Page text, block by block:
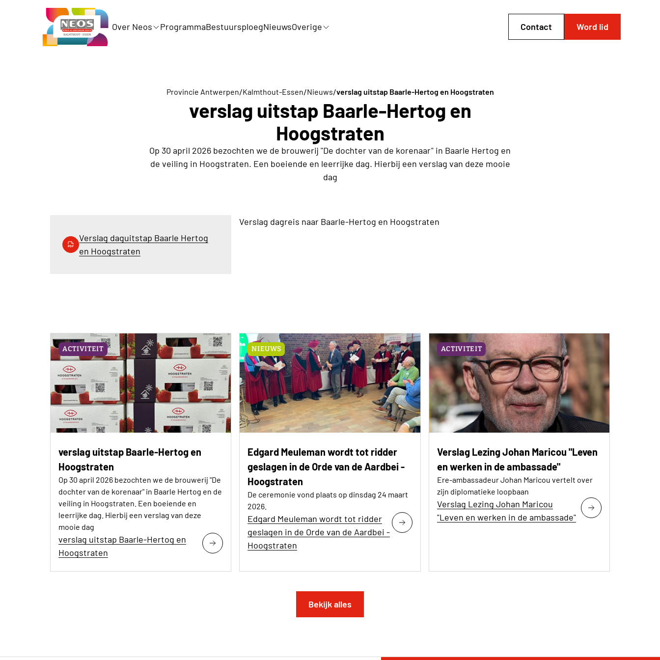
Over Neos ProgrammaBestuursploegNieuwsOverige Contact Word lid
Provincie Antwerpen/Kalmthout-Essen/Nieuws/verslag uitstap Baarle-Hertog en Hoogstraten
verslag uitstap Baarle-Hertog en
Hoogstraten
Op 30 april 2026 bezochten we de brouwerij "De dochter van de korenaar" in Baarle Hertog en
de veiling in Hoogstraten. Een boeiende en leerrijke dag. Hierbij een verslag van deze mooie
dag
Verslag daguitstap Baarle Hertog
en Hoogstraten
Verslag dagreis naar Baarle-Hertog en Hoogstraten
ACTIVITEIT
verslag uitstap Baarle-Hertog en
Hoogstraten
Op 30 april 2026 bezochten we de brouwerij "De
dochter van de korenaar" in Baarle Hertog en de
veiling in Hoogstraten. Een boeiende en
leerrijke dag. Hierbij een verslag van deze
mooie dag
verslag uitstap Baarle-Hertog en
Hoogstraten
NIEUWS
Edgard Meuleman wordt tot ridder
geslagen in de Orde van de Aardbei -
Hoogstraten
De ceremonie vond plaats op dinsdag 24 maart
2026.
Edgard Meuleman wordt tot ridder
geslagen in de Orde van de Aardbei -
Hoogstraten
ACTIVITEIT
Verslag Lezing Johan Maricou "Leven
en werken in de ambassade"
Ere-ambassadeur Johan Maricou vertelt over
zijn diplomatieke loopbaan
Verslag Lezing Johan Maricou
"Leven en werken in de ambassade"
Bekijk alles